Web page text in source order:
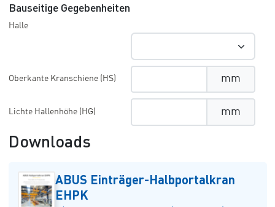
Bauseitige Gegebenheiten
Halle
Oberkante Kranschiene (HS) mm
Lichte Hallenhöhe (HG) mm
Downloads
ABUS Einträger-Halbportalkran
EHPK